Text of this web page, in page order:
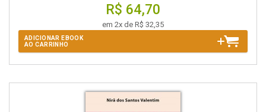
R$ 64,70
em 2x de R$ 32,35
ADICIONAR EBOOK
AO CARRINHO